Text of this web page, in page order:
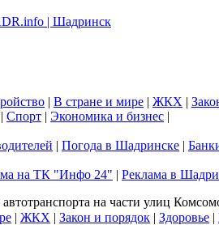
| В стране и мире | ЖКХ |
| Спорт | Экономика и бизнес |
| Погода в Шадринске |
на ТК "Инфо 24" | Реклама в
на части улиц
| ЖКХ | Закон и порядок | Здоровье |